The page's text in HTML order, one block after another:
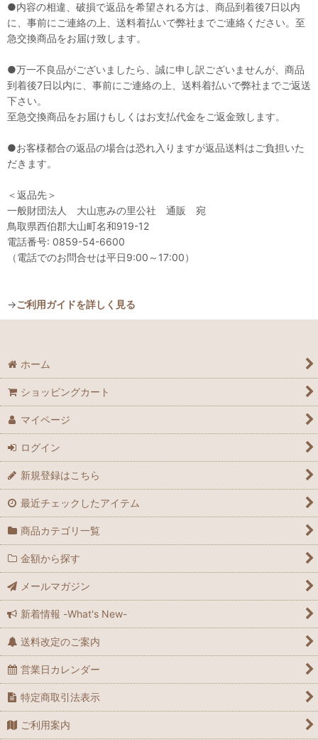
●内容の相違、破損で返品を希望される方は、商品到着後7日以内
に、事前にご連絡の上、送料着払いで弊社までご連絡ください。至
急交換商品をお届け致します。
●万一不良品がございましたら、誠に申し訳ございませんが、商品
到着後7日以内に、事前にご連絡の上、送料着払いで弊社までご返送
下さい。
至急交換商品をお届けもしくはお支払代金をご返金致します。
●お客様都合の返品の場合は恐れ入りますが返品送料はご負担いた
だきます。
＜返品先＞
一般財団法人 大山恵みの里公社 通販 宛
鳥取県西伯郡大山町名和919-12
電話番号: 0859-54-6600
（電話でのお問合せは平日9:00～17:00）
→ご利用ガイドを詳しく見る
ホーム
ショッピングカート
マイページ
ログイン
新規登録はこちら
最近チェックしたアイテム
商品カテゴリ一覧
金額から探す
メールマガジン
新着情報 -What's New-
送料改定のご案内
営業日カレンダー
特定商取引法表示
ご利用案内